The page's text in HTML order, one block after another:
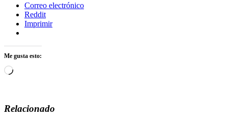
Correo electrónico
Reddit
Imprimir
Me gusta esto:
Cargando...
Relacionado